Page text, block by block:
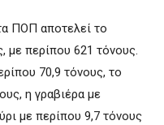
ΠΟΠ αποτελεί το
με περίπου 621 τόνους.
70,9 τόνους, το
η γραβιέρα με
με περίπου 9,7 τόνους